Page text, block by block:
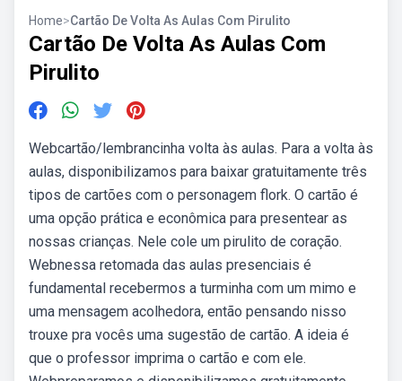
Home>Cartão De Volta As Aulas Com Pirulito
Cartão De Volta As Aulas Com
Pirulito
Webcartão/lembrancinha volta às aulas. Para a volta às
aulas, disponibilizamos para baixar gratuitamente três
tipos de cartões com o personagem flork. O cartão é
uma opção prática e econômica para presentear as
nossas crianças. Nele cole um pirulito de coração.
Webnessa retomada das aulas presenciais é
fundamental recebermos a turminha com um mimo e
uma mensagem acolhedora, então pensando nisso
trouxe pra vocês uma sugestão de cartão. A ideia é
que o professor imprima o cartão e com ele.